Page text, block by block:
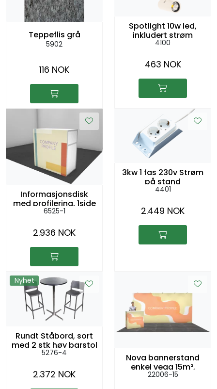
Teppeflis grå
5902
116 NOK
Spotlight 10w led,
inkludert strøm
4100
463 NOK
Informasjonsdisk
med profilering, 1side
102 x 52cm, h:104cm
6525-1
2.936 NOK
3kw 1 fas 230v Strøm
på stand
4401
2.449 NOK
Nyhet
Rundt Ståbord, sort
med 2 stk høy barstol
RIO, antrasitt
5276-4
2.372 NOK
Nova bannerstand
enkel vegg 15m²,
5x3m
22006-15